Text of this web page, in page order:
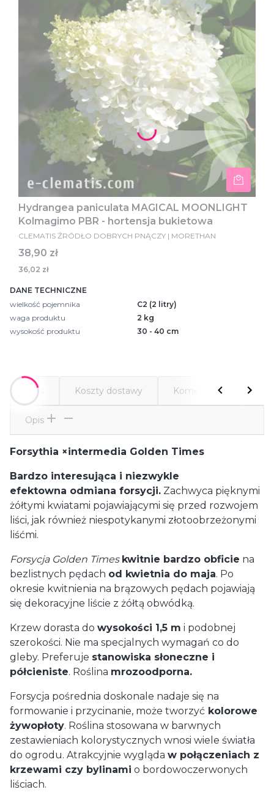
Hydrangea paniculata MAGICAL MOONLIGHT
Kolmagimo PBR - hortensja bukietowa
CLEMATIS ŹRÓDŁO DOBRYCH PNĄCZY | MORETHAN
Cena
38,90 zł
36,02 zł
DANE TECHNICZNE
wielkość pojemnika
C2 (2 litry)
waga produktu
2 kg
wysokość produktu
30 - 40 cm
Opis Koszty dostawy Komentarze
Opis
Forsythia ×intermedia Golden Times
Bardzo interesująca i niezwykle
efektowna odmiana forsycji. Zachwyca pięknymi
żółtymi kwiatami pojawiającymi się przed rozwojem
liści, jak również niespotykanymi złotoobrzeżonymi
liśćmi.
Forsycja Golden Times kwitnie bardzo obficie na
bezlistnych pędach od kwietnia do maja. Po
okresie kwitnienia na brązowych pędach pojawiają
się dekoracyjne liście z żółtą obwódką.
Krzew dorasta do wysokości 1,5 m i podobnej
szerokości. Nie ma specjalnych wymagań co do
gleby. Preferuje stanowiska słoneczne i
półcieniste. Roślina mrozoodporna.
Forsycja pośrednia doskonale nadaje się na
formowanie i przycinanie, może tworzyć kolorowe
żywopłoty. Roślina stosowana w barwnych
zestawieniach kolorystycznych wnosi wiele światła
do ogrodu. Atrakcyjnie wygląda w połączeniach z
krzewami czy bylinami o bordowoczerwonych
liściach.